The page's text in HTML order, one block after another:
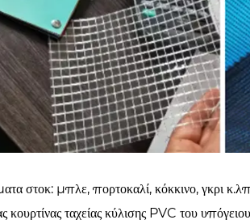
στοκ: μπλε, πορτοκαλί, κόκκινο, γκρι
ταχείας κύλισης PVC του